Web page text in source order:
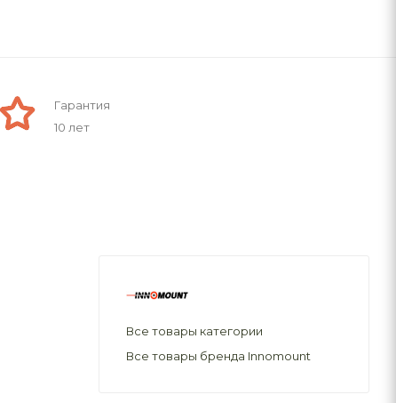
Гарантия
10 лет
Все товары категории
Все товары бренда Innomount